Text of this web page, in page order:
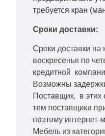
требуется кран
Сроки доставки:
Сроки доставки на
воскресенья по
кредитной
Возможны
Поставщик, в этих
тем поставщики
поэтому интернет-
Мебель из